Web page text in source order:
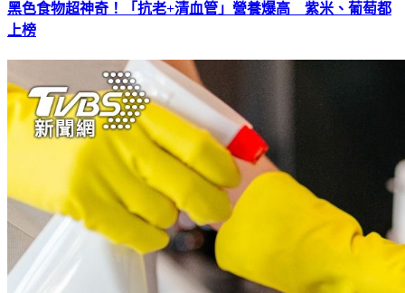
黑色食物超神奇！「抗老+清血管」營養爆高 紫米、葡萄都
上榜